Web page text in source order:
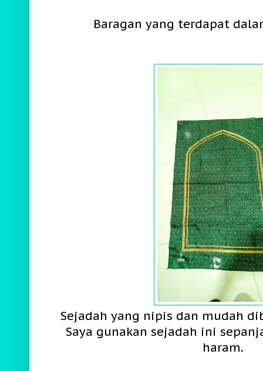
Baragan yang terdapat
Sejadah yang nipis dan mudah
Saya gunakan sejadah ini
haram.